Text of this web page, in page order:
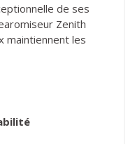
de ses
Zenith
maintiennent les